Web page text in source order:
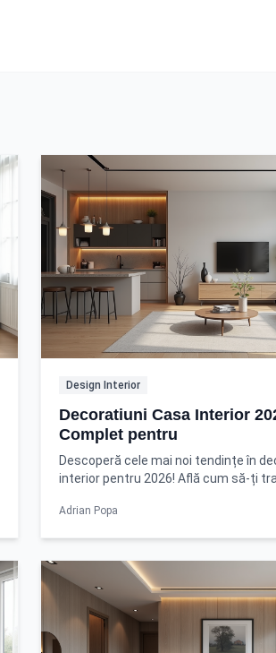
Design Interior
Decoratiuni Casa Interior
Complet pentru
Descoperă cele mai noi tendințe în
interior pentru 2026! Află cum să-ți
Adrian Popa